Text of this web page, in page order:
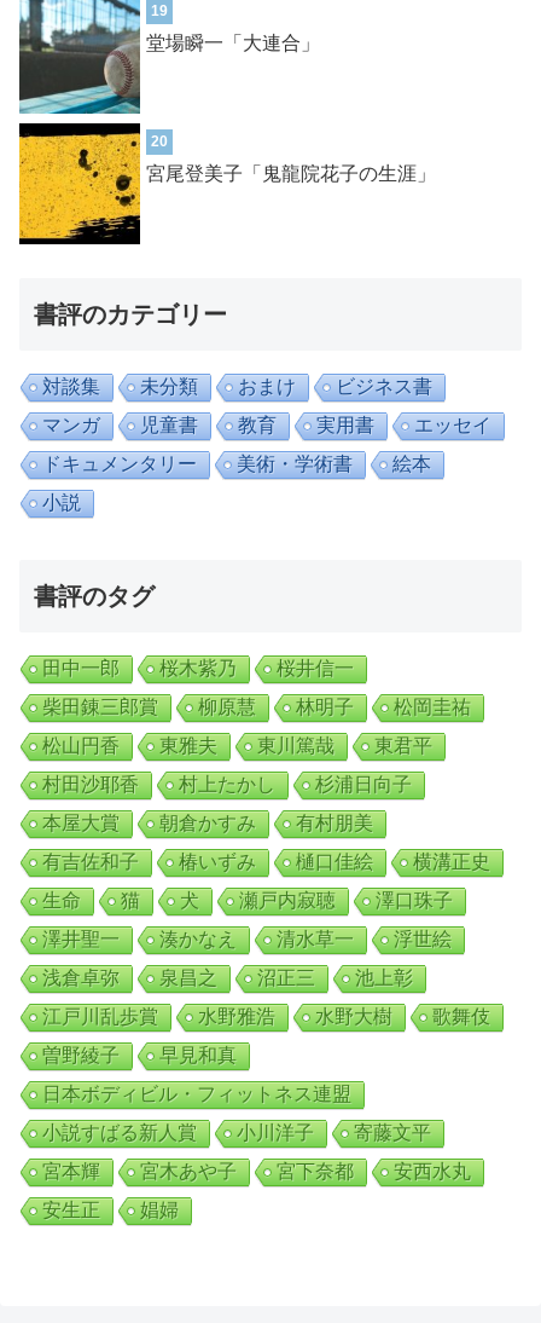
19
堂場瞬一「大連合」
20
宮尾登美子「鬼龍院花子の生涯」
書評のカテゴリー
対談集 未分類 おまけ
ビジネス書
マンガ
児童書 教育 実用書
エッセイ
ドキュメンタリー
美術・学術書
絵本
小説
書評のタグ
田中一郎 桜木紫乃
桜井信一
柴田錬三郎賞
柳原慧 林明子
松岡圭祐
松山円香
東雅夫 東川篤哉
東君平
村田沙耶香
村上たかし
杉浦日向子
本屋大賞
朝倉かすみ
有村朋美
有吉佐和子
椿いずみ 樋口佳絵
横溝正史
生命
猫 犬 瀬戸内寂聴
澤口珠子
澤井聖一
湊かなえ 清水草一
浮世絵
浅倉卓弥
泉昌之 沼正三
池上彰
江戸川乱歩賞
水野雅浩 水野大樹
歌舞伎
曽野綾子
早見和真
日本ボディビル・フィットネス連盟
小説すばる新人賞
小川洋子
寄藤文平
宮本輝
宮木あや子 宮下奈都
安西水丸
安生正
娼婦